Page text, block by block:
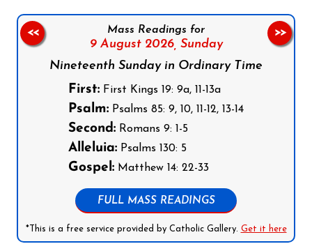
Mass Readings for
9 August 2026, Sunday
Nineteenth Sunday in Ordinary Time
First: First Kings 19: 9a, 11-13a
Psalm: Psalms 85: 9, 10, 11-12, 13-14
Second: Romans 9: 1-5
Alleluia: Psalms 130: 5
Gospel: Matthew 14: 22-33
FULL MASS READINGS
*This is a free service provided by Catholic Gallery. Get it here
<< >>